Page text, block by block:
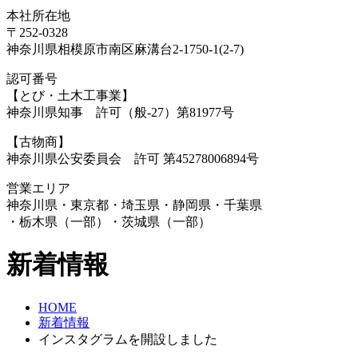
本社所在地
〒252-0328
神奈川県相模原市南区麻溝台2-1750-1(2-7)
認可番号
【とび・土木工事業】
神奈川県知事 許可（般-27）第81977号
【古物商】
神奈川県公安委員会 許可 第45278006894号
営業エリア
神奈川県・東京都・埼玉県・静岡県・千葉県
・栃木県（一部）・茨城県（一部）
新着情報
HOME
新着情報
インスタグラムを開設しました